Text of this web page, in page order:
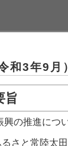
和3年9月
旨
興の推進につ
るさと常陸太